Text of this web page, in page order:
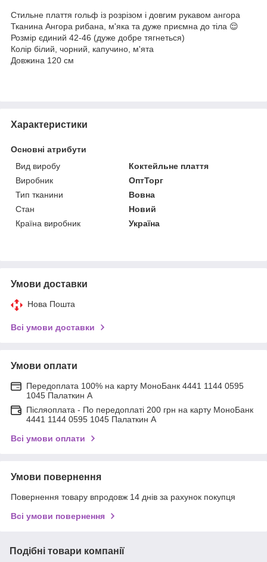
Стильне плаття гольф із розрізом і довгим рукавом ангора
Тканина Ангора рибана, м'яка та дуже приємна до тіла 😌
Розмір єдиний 42-46 (дуже добре тягнеться)
Колір білий, чорний, капучино, м'ята
Довжина 120 см
Характеристики
Основні атрибути
Вид виробу
Коктейльне плаття
Виробник
ОптТорг
Тип тканини
Вовна
Стан
Новий
Країна виробник
Україна
Умови доставки
Нова Пошта
Всі умови доставки
Умови оплати
Передоплата 100% на карту МоноБанк 4441 1144 0595
1045 Палаткин А
Післяоплата - По передоплаті 200 грн на карту МоноБанк
4441 1144 0595 1045 Палаткин А
Всі умови оплати
Умови повернення
Повернення товару впродовж 14 днів за рахунок покупця
Всі умови повернення
Подібні товари компанії